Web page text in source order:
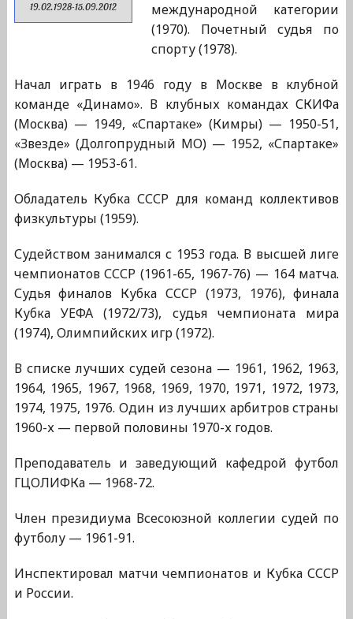
19.02.1928-15.09.2012
международной категории
(1970). Почетный судья по
спорту (1978).
Начал играть в 1946 году в Москве в клубной
команде «Динамо». В клубных командах СКИФа
(Москва) — 1949, «Спартаке» (Кимры) — 1950-51,
«Звезде» (Долгопрудный МО) — 1952, «Спартаке»
(Москва) — 1953-61.
Обладатель Кубка СССР для команд коллективов
физкультуры (1959).
Судейством занимался с 1953 года. В высшей лиге
чемпионатов СССР (1961-65, 1967-76) — 164 матча.
Судья финалов Кубка СССР (1973, 1976), финала
Кубка УЕФА (1972/73), судья чемпионата мира
(1974), Олимпийских игр (1972).
В списке лучших судей сезона — 1961, 1962, 1963,
1964, 1965, 1967, 1968, 1969, 1970, 1971, 1972, 1973,
1974, 1975, 1976. Один из лучших арбитров страны
1960-х — первой половины 1970-х годов.
Преподаватель и заведующий кафедрой футбол
ГЦОЛИФКа — 1968-72.
Член президиума Всесоюзной коллегии судей по
футболу — 1961-91.
Инспектировал матчи чемпионатов и Кубка СССР
и России.